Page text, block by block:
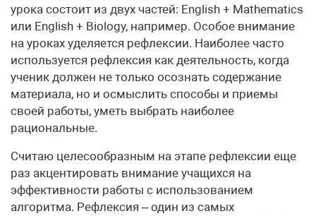
урока состоит из двух частей: English + Mathematics
или English + Biology, например. Особое внимание
на уроках уделяется рефлексии. Наиболее часто
используется рефлексия как деятельность, когда
ученик должен не только осознать содержание
материала, но и осмыслить способы и приемы
своей работы, уметь выбрать наиболее
рациональные.
Считаю целесообразным на этапе рефлексии еще
раз акцентировать внимание учащихся на
эффективности работы с использованием
алгоритма. Рефлексия – один из самых